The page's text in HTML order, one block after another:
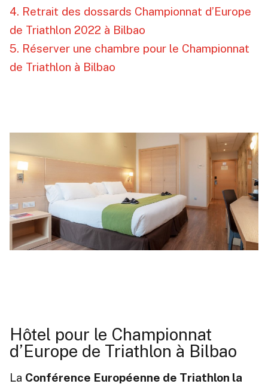
4. Retrait des dossards Championnat d’Europe
de Triathlon 2022 à Bilbao
5. Réserver une chambre pour le Championnat
de Triathlon à Bilbao
Hôtel pour le Championnat
d’Europe de Triathlon à Bilbao
La Conférence Européenne de Triathlon la